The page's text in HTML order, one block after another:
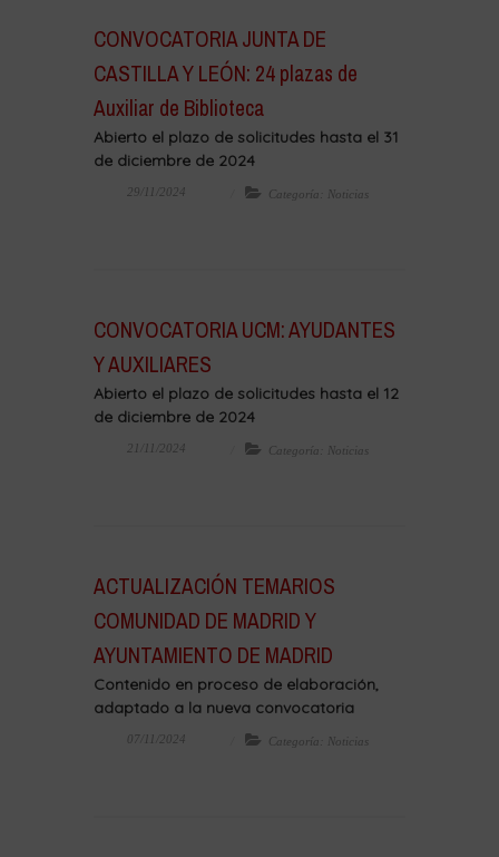
CONVOCATORIA JUNTA DE
CASTILLA Y LEÓN: 24 plazas de
Auxiliar de Biblioteca
Abierto el plazo de solicitudes hasta el 31
de diciembre de 2024
29/11/2024 Categoría: Noticias
CONVOCATORIA UCM: AYUDANTES
Y AUXILIARES
Abierto el plazo de solicitudes hasta el 12
de diciembre de 2024
21/11/2024 Categoría: Noticias
ACTUALIZACIÓN TEMARIOS
COMUNIDAD DE MADRID Y
AYUNTAMIENTO DE MADRID
Contenido en proceso de elaboración,
adaptado a la nueva convocatoria
07/11/2024 Categoría: Noticias